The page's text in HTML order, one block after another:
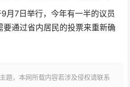
月7日举行，今年有一半的议员
要通过省内居民的投票来重新确
题，本网所载内容若涉及侵权请联系